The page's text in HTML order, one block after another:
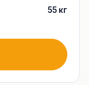
55 кг